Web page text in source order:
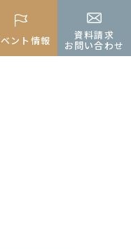
ント情報
資料請求
お問い合わせ